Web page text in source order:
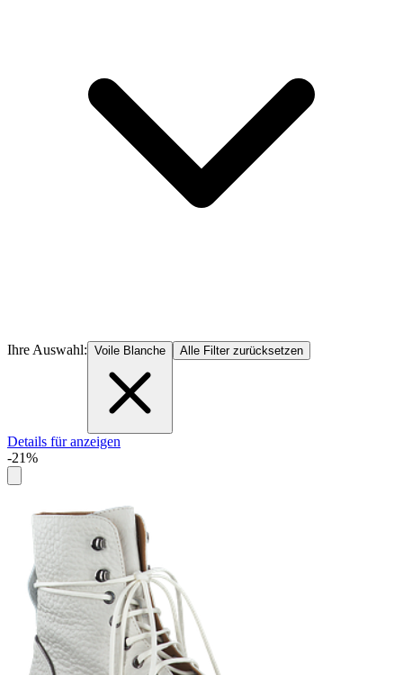
Ihre Auswahl: Voile Blanche Alle Filter zurücksetzen
Details für anzeigen
-21%